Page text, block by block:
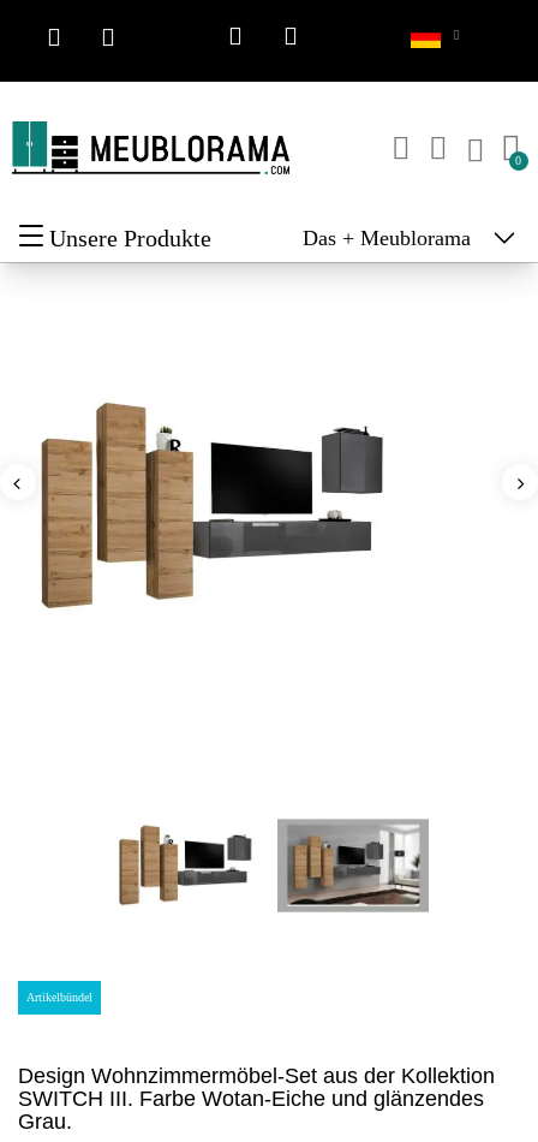
Unsere Produkte Das + Meublorama
Artikelbündel
Design Wohnzimmermöbel-Set aus der Kollektion
SWITCH III. Farbe Wotan-Eiche und glänzendes
Grau.